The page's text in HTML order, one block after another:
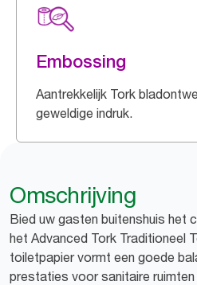
Embossing
Aantrekkelijk Tork
geweldige indruk.
Omschrijving
Bied uw gasten buitenshuis het
het Advanced Tork Traditioneel
toiletpapier vormt een goede
prestaties voor sanitaire